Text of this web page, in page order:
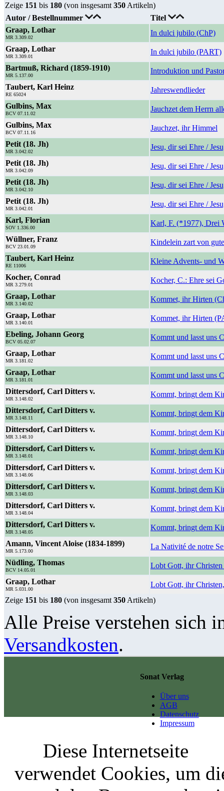
Zeige 151 bis 180 (von insgesamt 350 Artikeln)
Autor / Bestellnummer
Titel
Graap, Lothar
MR 3.309.02
In dulci jubilo (ChP)
Graap, Lothar
MR 3.309.01
In dulci jubilo (PART)
Bartmuß, Richard (1859-1910)
MR 5.137.00
Introduktion und
Taubert, Karl Heinz
RE 65024
Jahreswendlieder
Gulbins, Max
BCV 07.11.02
Jauchzet dem Herrn
Gulbins, Max
BCV 07.11.16
Jauchzet, ihr Himmel
Petit (18. Jh)
MR 3.042.02
Jesu, dir sei Ehre /
Petit (18. Jh)
MR 3.042.09
Jesu, dir sei Ehre /
Petit (18. Jh)
MR 3.042.10
Jesu, dir sei Ehre /
Petit (18. Jh)
MR 3.042.01
Jesu, dir sei Ehre /
Karl, Florian
SOV 1.336.00
Karl, F. (*1977), Drei
Wüllner, Franz
BCV 23.01.09
Kindelein zart von
Taubert, Karl Heinz
RE 11006
Kleine Advents- und
Kocher, Conrad
MR 3.279.01
Kocher, C.: Ehre sei
Graap, Lothar
MR 3.140.02
Kommet, ihr Hirten
Graap, Lothar
MR 3.140.01
Kommet, ihr Hirten
Ebeling, Johann Georg
BCV 05.02.07
Kommt und lasst uns
Graap, Lothar
MR 3.181.02
Kommt und lasst uns
Graap, Lothar
MR 3.181.01
Kommt und lasst uns
Dittersdorf, Carl Ditters v.
MR 3.148.02
Kommt, bringt dem
Dittersdorf, Carl Ditters v.
MR 3.148.11
Kommt, bringt dem
Dittersdorf, Carl Ditters v.
MR 3.148.10
Kommt, bringt dem
Dittersdorf, Carl Ditters v.
MR 3.148.01
Kommt, bringt dem
Dittersdorf, Carl Ditters v.
MR 3.148.06
Kommt, bringt dem
Dittersdorf, Carl Ditters v.
MR 3.148.03
Kommt, bringt dem
Dittersdorf, Carl Ditters v.
MR 3.148.04
Kommt, bringt dem
Dittersdorf, Carl Ditters v.
MR 3.148.05
Kommt, bringt dem
Amann, Vincent Aloise (1834-1899)
MR 5.173.00
La Nativité de notre
Nüdling, Thomas
BCV 14.05.01
Lobt Gott, ihr
Graap, Lothar
MR 5.031.00
Lobt Gott, ihr
Zeige 151 bis 180 (von insgesamt 350 Artikeln)
Alle Preise verstehen sich
Versandkosten.
Sonat Verlag
Über uns
AGB
Datenschutz
Impressum
Diese Internetseite
verwendet Cookies, um